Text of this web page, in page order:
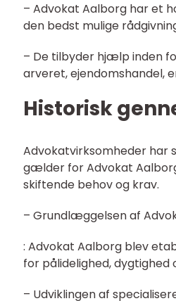
– Advokat Aalborg har et
den bedst mulige
– De tilbyder hjælp inden
arveret, ejendomshandel,
Historisk
Advokatvirksomheder har
gælder for Advokat
skiftende behov og krav.
– Grundlæggelsen af
: Advokat Aalborg blev
for pålidelighed, dygtighed
– Udviklingen af